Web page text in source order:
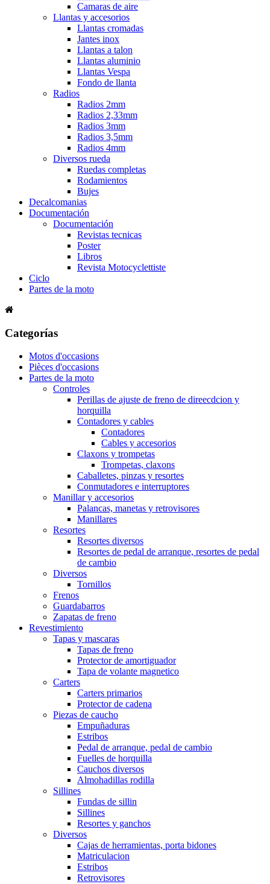
Camaras de aire
Llantas y accesorios
Llantas cromadas
Jantes inox
Llantas a talon
Llantas aluminio
Llantas Vespa
Fondo de llanta
Radios
Radios 2mm
Radios 2,33mm
Radios 3mm
Radios 3,5mm
Radios 4mm
Diversos rueda
Ruedas completas
Rodamientos
Bujes
Decalcomanias
Documentación
Documentación
Revistas tecnicas
Poster
Libros
Revista Motocyclettiste
Ciclo
Partes de la moto
Categorías
Motos d'occasions
Pièces d'occasions
Partes de la moto
Controles
Perillas de ajuste de freno de direecdcion y
horquilla
Contadores y cables
Contadores
Cables y accesorios
Claxons y trompetas
Trompetas, claxons
Caballetes, pinzas y resortes
Conmutadores e interruptores
Manillar y accesorios
Palancas, manetas y retrovisores
Manillares
Resortes
Resortes diversos
Resortes de pedal de arranque, resortes de pedal
de cambio
Diversos
Tornillos
Frenos
Guardabarros
Zapatas de freno
Revestimiento
Tapas y mascaras
Tapas de freno
Protector de amortiguador
Tapa de volante magnetico
Carters
Carters primarios
Protector de cadena
Piezas de caucho
Empuñaduras
Estribos
Pedal de arranque, pedal de cambio
Fuelles de horquilla
Cauchos diversos
Almohadillas rodilla
Sillines
Fundas de sillin
Sillines
Resortes y ganchos
Diversos
Cajas de herramientas, porta bidones
Matriculacion
Estribos
Retrovisores